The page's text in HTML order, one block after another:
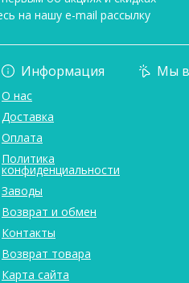
на нашу e-mail рассылку
Информация
О нас
Доставка
Оплата
Политика
конфиденциальности
Заводы
Возврат и обмен
Контакты
Возврат товара
Карта сайта
Мы в